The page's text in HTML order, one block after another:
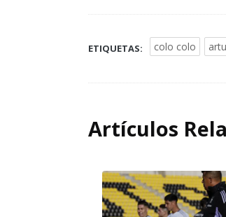
ETIQUETAS: colo colo
Artículos